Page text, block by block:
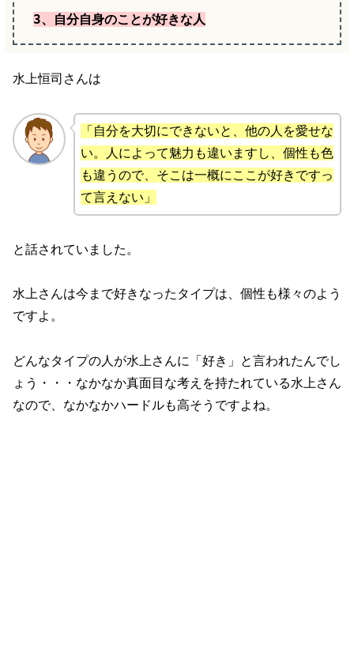
3、自分自身のことが好きな人
水上恒司さんは
「自分を大切にできないと、他の人を愛せな
い。人によって魅力も違いますし、個性も色
も違うので、そこは一概にここが好きですっ
て言えない」
と話されていました。
水上さんは今まで好きなったタイプは、個性も様々のよう
ですよ。
どんなタイプの人が水上さんに「好き」と言われたんでし
ょう・・・なかなか真面目な考えを持たれている水上さん
なので、なかなかハードルも高そうですよね。